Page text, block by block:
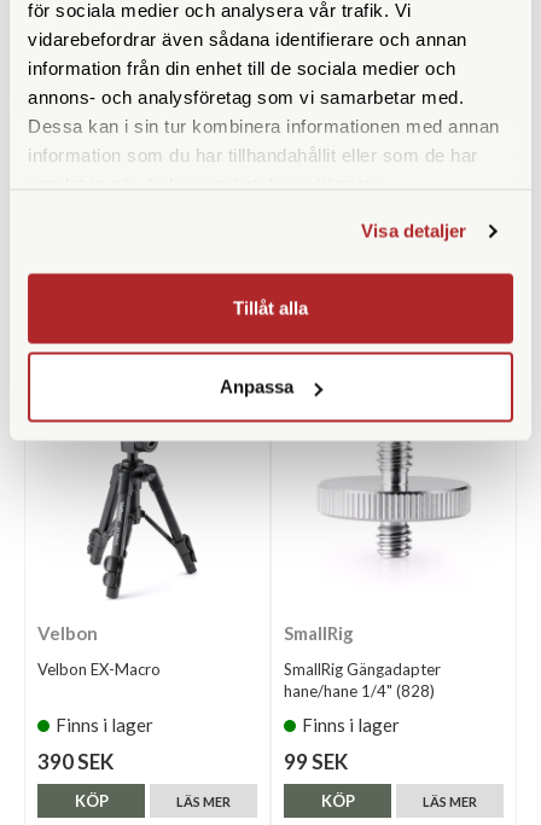
för sociala medier och analysera vår trafik. Vi
vidarebefordrar även sådana identifierare och annan
information från din enhet till de sociala medier och
annons- och analysföretag som vi samarbetar med.
Dessa kan i sin tur kombinera informationen med annan
information som du har tillhandahållit eller som de har
Visa detaljer
Tillåt alla
Anpassa
Bensektioner 5st
Vikt (g) 1140
Medföljande snabbplatta
ANDRA KÖPTE ÄVEN
Velbon
Velbon EX-Macro
Finns i lager
390 SEK
LÄS MER
KÖP
SmallRig
SmallRig Gängadapter
hane/hane 1/4" (828)
Finns i lager
99 SEK
LÄS MER
KÖP